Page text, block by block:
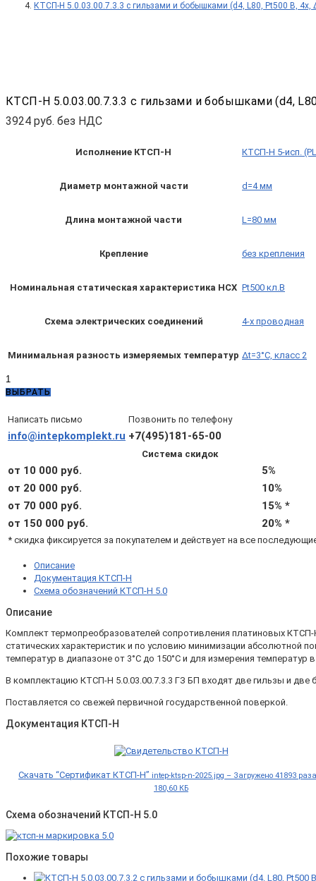
КТСП-Н 5.0.03.00.7.3.3 с гильзами и бобышками (d4, L80, Pt500 B, 4х,
КТСП-Н 5.0.03.00.7.3.3 с гильзами и бобышками (d4,
3924 руб. без НДС
Исполнение КТСП-Н КТСП-Н 5-исп.
Диаметр монтажной части d=4 мм
Длина монтажной части L=80 мм
Крепление без крепления
Номинальная статическая характеристика НСХ Pt500 кл.B
Схема электрических соединений 4-х проводная
Минимальная разность измеряемых температур Δt=3°C, класс 2
Количество
товара
Н
5.0.03.00.7.3.3
с
и
(d4,
L80,
Pt500
4х,
ВЫБРАТЬ
Написать письмо Позвонить по телефону
info@intepkomplekt.ru +7(495)181-65-00
Система скидок
от 10 000 руб.
5%
от 20 000 руб.
10%
от 70 000 руб.
15% *
от 150 000 руб.
20% *
* скидка фиксируется за покупателем и действует на все
Описание
Документация КТСП-Н
Схема обозначений КТСП-Н 5.0
Описание
Комплект термопреобразователей сопротивления платиновых КТСП-
статических характеристик и по условию минимизации абсолютной
температур в диапазоне от 3°С до 150°С и для измерения температур
В комплектацию КТСП-Н 5.0.03.00.7.3.3 ГЗ БП входят две гильзы и
Поставляется со свежей первичной государственной поверкой.
Документация КТСП-Н
Скачать “Сертификат КТСП-Н” intep-ktsp-n-2025.jpg – Загружено 41893
180,60 КБ
Схема обозначений КТСП-Н 5.0
Похожие товары